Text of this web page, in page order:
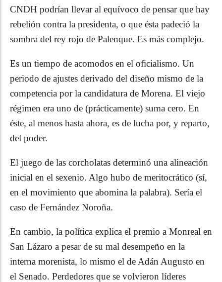
CNDH podrían llevar al equívoco de pensar que hay
rebelión contra la presidenta, o que ésta padeció la
sombra del rey rojo de Palenque. Es más complejo.
Es un tiempo de acomodos en el oficialismo. Un
periodo de ajustes derivado del diseño mismo de la
competencia por la candidatura de Morena. El viejo
régimen era uno de (prácticamente) suma cero. En
éste, al menos hasta ahora, es de lucha por, y reparto,
del poder.
El juego de las corcholatas determinó una alineación
inicial en el sexenio. Algo hubo de meritocrático (sí,
en el movimiento que abomina la palabra). Sería el
caso de Fernández Noroña.
En cambio, la política explica el premio a Monreal en
San Lázaro a pesar de su mal desempeño en la
interna morenista, lo mismo el de Adán Augusto en
el Senado. Perdedores que se volvieron líderes